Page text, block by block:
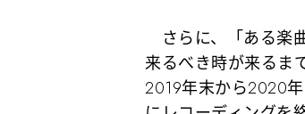
さらに、「ある楽
来るべき時が来るま
2019年末から2020